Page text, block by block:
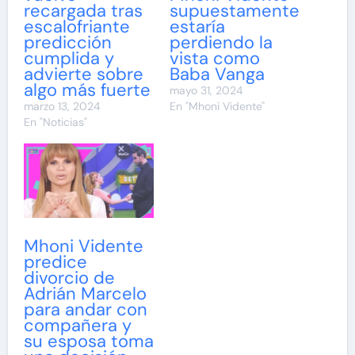
recargada tras
escalofriante
predicción
cumplida y
advierte sobre
algo más fuerte
marzo 13, 2024
En "Noticias"
supuestamente
estaría
perdiendo la
vista como
Baba Vanga
mayo 31, 2024
En "Mhoni Vidente"
Mhoni Vidente
predice
divorcio de
Adrián Marcelo
para andar con
compañera y
su esposa toma